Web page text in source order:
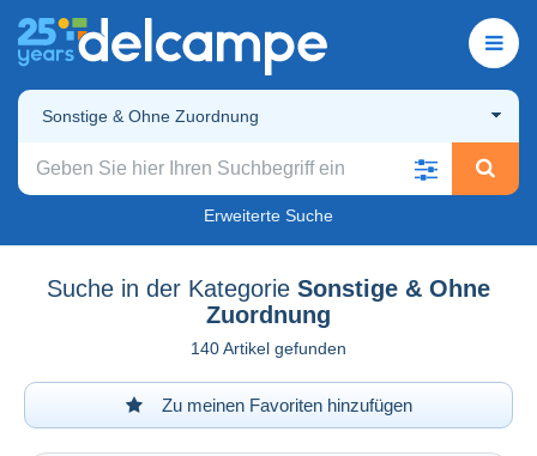
Sonstige & Ohne Zuordnung
Erweiterte Suche
Suche in der Kategorie Sonstige & Ohne
Zuordnung
140 Artikel gefunden
Zu meinen Favoriten hinzufügen